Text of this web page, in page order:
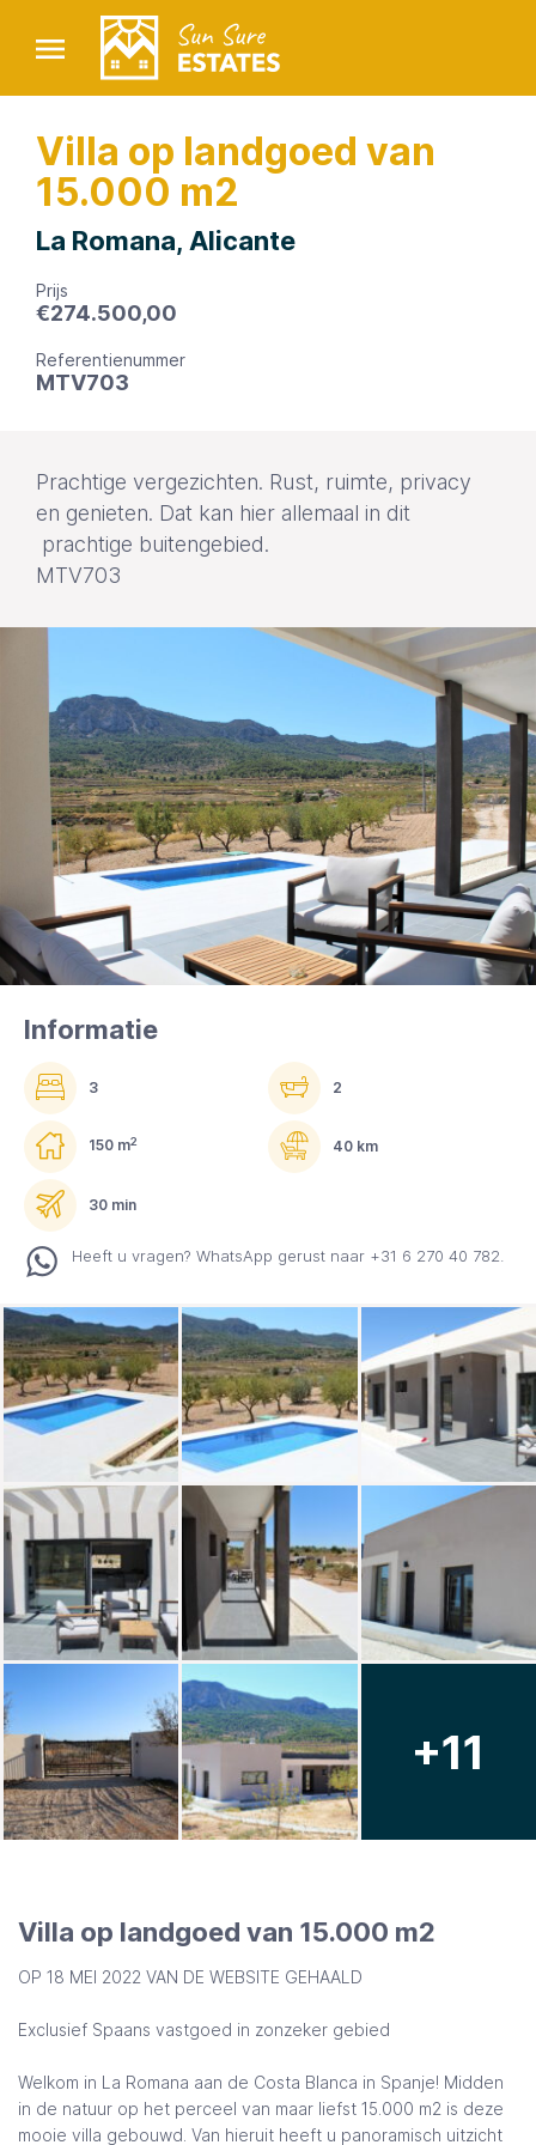
Villa op landgoed van
15.000 m2
La Romana, Alicante
Prijs
€274.500,00
Referentienummer
MTV703
Prachtige vergezichten. Rust, ruimte, privacy
en genieten. Dat kan hier allemaal in dit
prachtige buitengebied.
MTV703
Informatie
3 2
150 m2 40 km
30 min
Heeft u vragen? WhatsApp gerust naar +31 6 270 40 782.
+11
Villa op landgoed van 15.000 m2
OP 18 MEI 2022 VAN DE WEBSITE GEHAALD
Exclusief Spaans vastgoed in zonzeker gebied
Welkom in La Romana aan de Costa Blanca in Spanje! Midden
in de natuur op het perceel van maar liefst 15.000 m2 is deze
mooie villa gebouwd. Van hieruit heeft u panoramisch uitzicht